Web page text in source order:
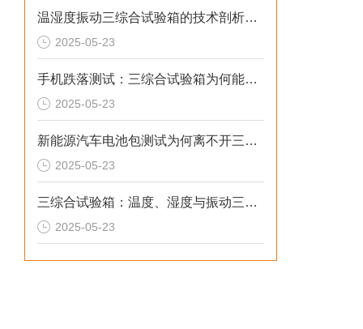
温湿度振动三综合试验箱的技术剖析与实用价值
2025-05-23
手机跌落测试：三综合试验箱为何能取代普通振动台？
2025-05-23
新能源汽车电池包测试为何离不开三综合试验箱
2025-05-23
三综合试验箱：温度、湿度与振动三应力协同掌控技术解析
2025-05-23